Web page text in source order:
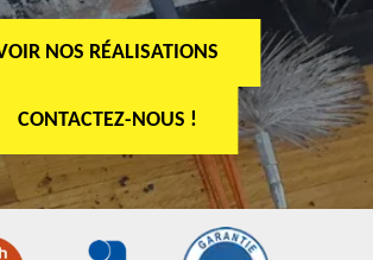
NOS RÉALISATIONS
CONTACTEZ-NOUS !